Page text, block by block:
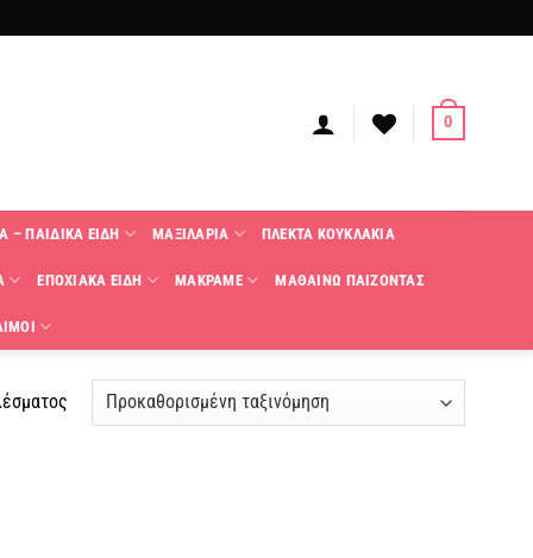
0
– ΠΑΙΔΙΚΑ ΕΙΔΗ ΜΑΞΙΛΑΡΙΑ ΠΛΕΚΤΑ KΟΥΚΛΑΚΙΑ
ΕΠΟΧΙΑΚΑ ΕΙΔΗ ΜΑΚΡΑΜΕ ΜΑΘΑΙΝΩ ΠΑΙΖΟΝΤΑΣ